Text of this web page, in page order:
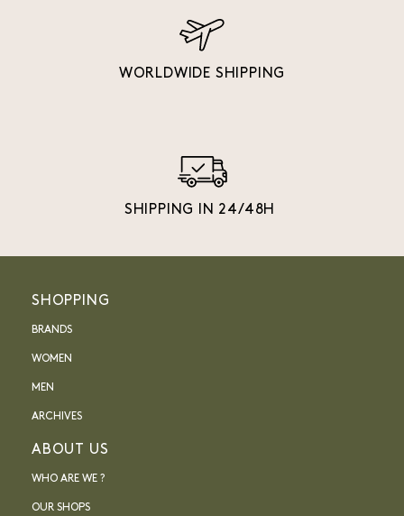
WORLDWIDE SHIPPING
SHIPPING IN 24/48H
SHOPPING
BRANDS
WOMEN
MEN
ARCHIVES
ABOUT US
WHO ARE WE ?
OUR SHOPS